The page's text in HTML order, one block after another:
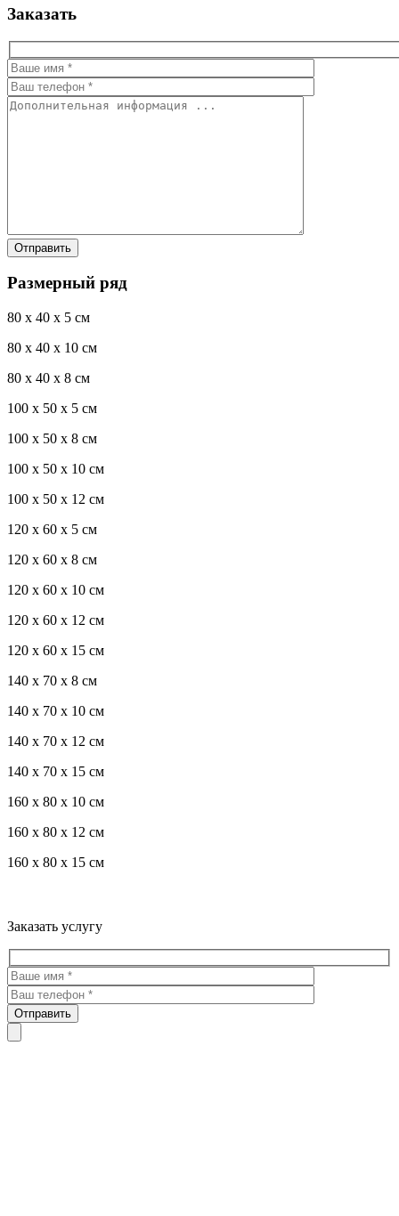
Заказать
Размерный ряд
80 x 40 x 5 см
80 x 40 x 10 см
80 x 40 x 8 см
100 x 50 x 5 см
100 х 50 х 8 см
100 x 50 x 10 см
100 x 50 x 12 см
120 x 60 x 5 см
120 x 60 x 8 см
120 x 60 x 10 см
120 x 60 x 12 см
120 x 60 x 15 см
140 x 70 x 8 см
140 x 70 x 10 см
140 x 70 x 12 см
140 x 70 x 15 см
160 x 80 x 10 см
160 x 80 x 12 см
160 x 80 x 15 см
Заказать услугу